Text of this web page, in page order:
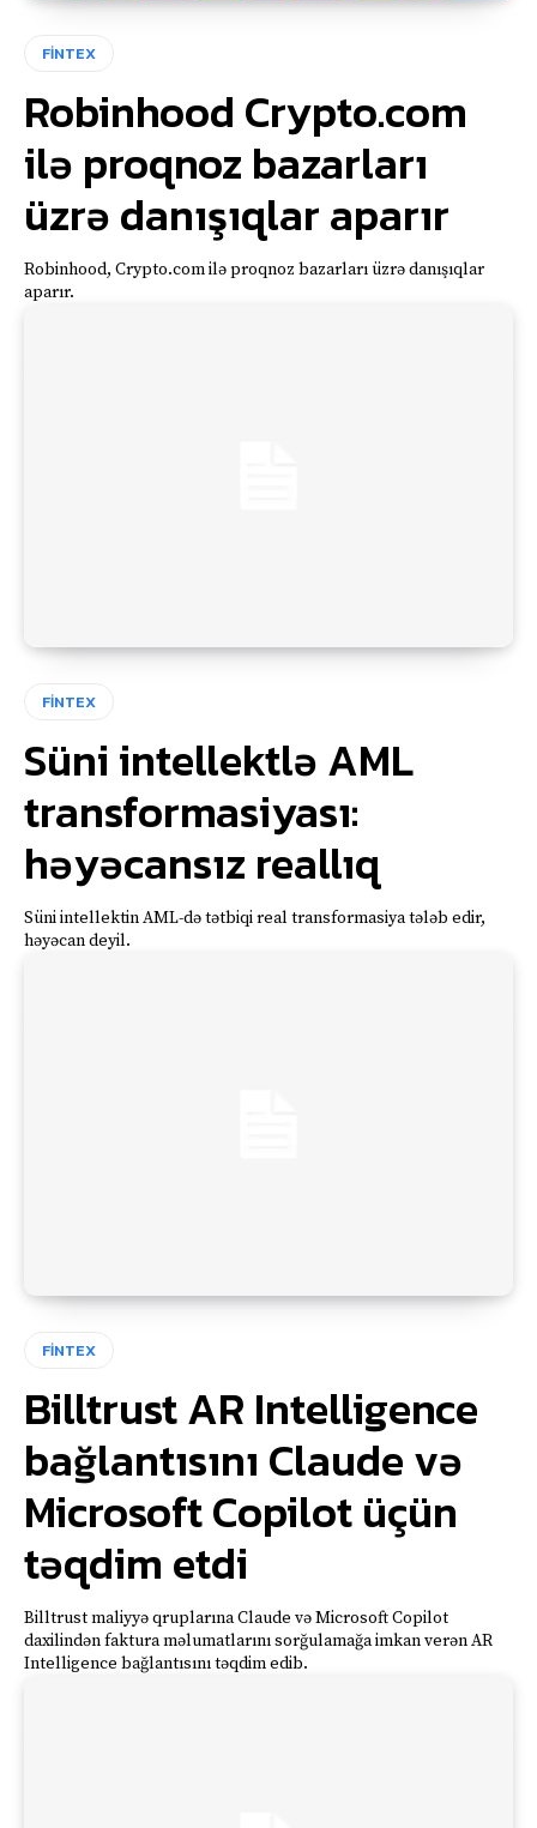
FİNTEX
Robinhood Crypto.com
ilə proqnoz bazarları
üzrə danışıqlar aparır
Robinhood, Crypto.com ilə proqnoz bazarları üzrə danışıqlar
aparır.
FİNTEX
Süni intellektlə AML
transformasiyası:
həyəcansız reallıq
Süni intellektin AML-də tətbiqi real transformasiya tələb edir,
həyəcan deyil.
FİNTEX
Billtrust AR Intelligence
bağlantısını Claude və
Microsoft Copilot üçün
təqdim etdi
Billtrust maliyyə qruplarına Claude və Microsoft Copilot
daxilindən faktura məlumatlarını sorğulamağa imkan verən AR
Intelligence bağlantısını təqdim edib.